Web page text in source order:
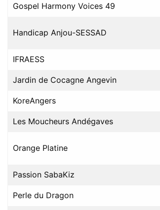
Gospel Harmony Voices 49
Handicap Anjou-SESSAD
IFRAESS
Jardin de Cocagne Angevin
KoreAngers
Les Moucheurs Andégaves
Orange Platine
Passion SabaKiz
Perle du Dragon